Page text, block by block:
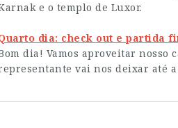
e o templo de Luxor.
dia: check out e partida
dia! Vamos aproveitar nosso
vai nos deixar até